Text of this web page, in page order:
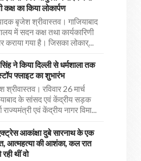
कक्ष का किया लोकार्पण
बृजेश श्रीवास्तव। गाजियाबाद
में सदन कक्ष तथा कार्यकारिणी
कराया गया है। जिसका लोकार्...
ने किया दिल्ली से धर्मशाला तक
फ्लाइट का शुभारंभ
श्रीवास्तव। रविवार 26 मार्च
के सांसद एवं केंद्रीय सड़क
राज्यमंत्री एवं केंद्रीय नागर विमा...
आकांक्षा दुबे सारनाथ के एक
आत्महत्या की आशंका, कल रात
थीं वो